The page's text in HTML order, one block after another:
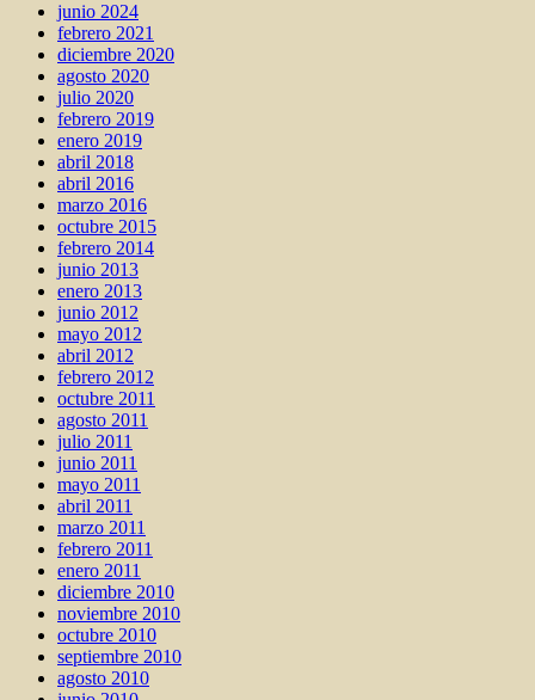
junio 2024
febrero 2021
diciembre 2020
agosto 2020
julio 2020
febrero 2019
enero 2019
abril 2018
abril 2016
marzo 2016
octubre 2015
febrero 2014
junio 2013
enero 2013
junio 2012
mayo 2012
abril 2012
febrero 2012
octubre 2011
agosto 2011
julio 2011
junio 2011
mayo 2011
abril 2011
marzo 2011
febrero 2011
enero 2011
diciembre 2010
noviembre 2010
octubre 2010
septiembre 2010
agosto 2010